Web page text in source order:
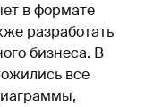
в формате
разработать
бизнеса. В
все